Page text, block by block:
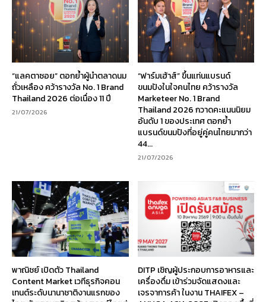
“แลคตาซอย” ตอกย้ำผู้นำตลาดนม
ถั่วเหลือง คว้ารางวัล No. 1 Brand
Thailand 2026 ต่อเนื่อง 11 ปี
21/07/2026
“ฟาร์มเฮ้าส์” ขึ้นแท่นแบรนด์
ขนมปังในใจคนไทย คว้ารางวัล
Marketeer No. 1 Brand
Thailand 2026 กวาดคะแนนนิยม
อันดับ 1 ของประเทศ ตอกย้ำ
แบรนด์ขนมปังที่อยู่คู่คนไทยมากว่า
44...
21/07/2026
พาณิชย์ เปิดตัว Thailand
Content Market เวทีธุรกิจคอน
เทนต์ระดับนานาชาติงานแรกของ
DITP เชิญผู้ประกอบการอาหารและ
เครื่องดื่ม เข้าร่วมจัดแสดงและ
เจรจาการค้า ในงาน THAIFEX –